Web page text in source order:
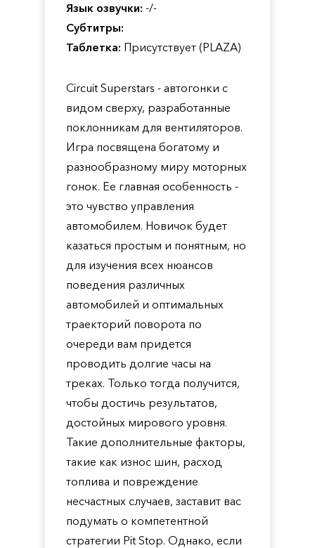
Язык озвучки: -/-
Субтитры:
Таблетка: Присутствует (PLAZA)
Circuit Superstars - автогонки с
видом сверху, разработанные
поклонникам для вентиляторов.
Игра посвящена богатому и
разнообразному миру моторных
гонок. Ее главная особенность -
это чувство управления
автомобилем. Новичок будет
казаться простым и понятным, но
для изучения всех нюансов
поведения различных
автомобилей и оптимальных
траекторий поворота по
очереди вам придется
проводить долгие часы на
треках. Только тогда получится,
чтобы достичь результатов,
достойных мирового уровня.
Такие дополнительные факторы,
такие как износ шин, расход
топлива и повреждение
несчастных случаев, заставит вас
подумать о компетентной
стратегии Pit Stop. Однако, если